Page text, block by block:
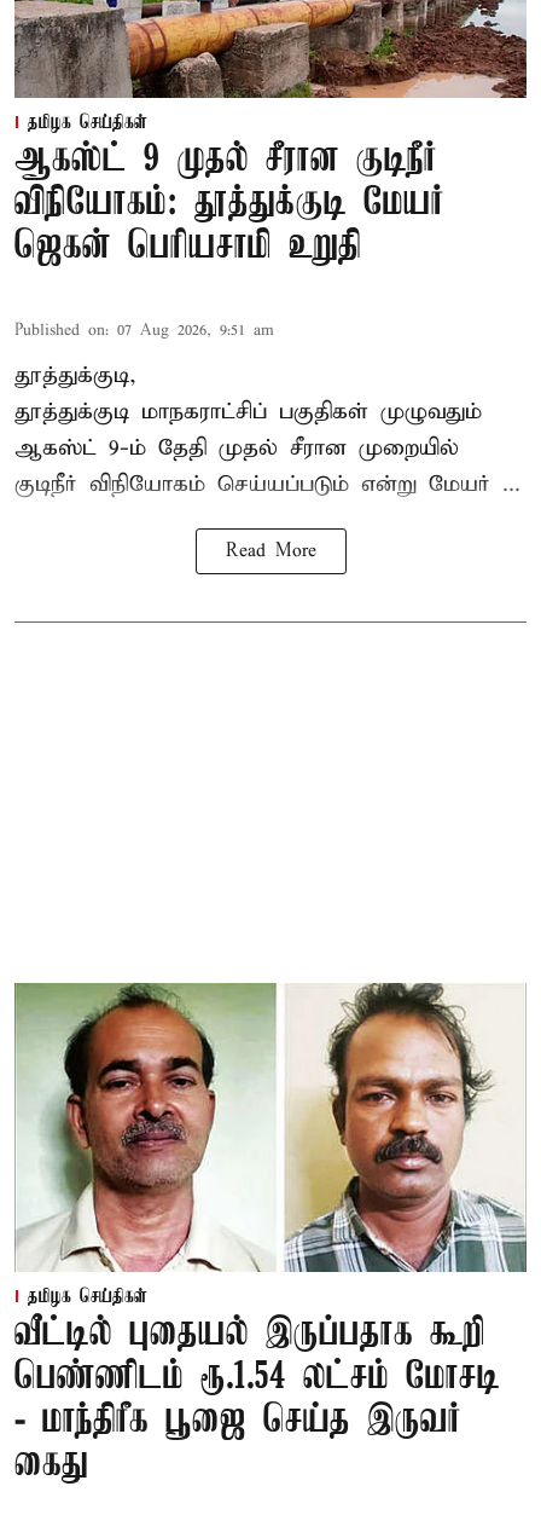
தமிழக செய்திகள்
ஆகஸ்ட் 9 முதல் சீரான குடிநீர்
விநியோகம்: தூத்துக்குடி மேயர்
ஜெகன் பெரியசாமி உறுதி
Published on: 07 Aug 2026, 9:51 am
தூத்துக்குடி,
தூத்துக்குடி மாநகராட்சிப் பகுதிகள் முழுவதும்
ஆகஸ்ட் 9-ம் தேதி முதல் சீரான முறையில்
குடிநீர் விநியோகம் செய்யப்படும் என்று மேயர் ...
Read More
தமிழக செய்திகள்
வீட்டில் புதையல் இருப்பதாக கூறி
பெண்ணிடம் ரூ.1.54 லட்சம் மோசடி
- மாந்திரீக பூஜை செய்த இருவர்
கைது